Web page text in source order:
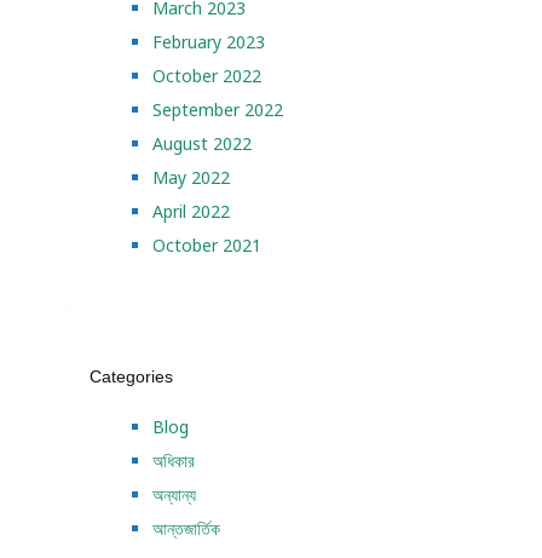
March 2023
February 2023
October 2022
September 2022
August 2022
May 2022
April 2022
October 2021
Categories
Blog
অধিকার
অন্যান্য
আন্তজার্তিক